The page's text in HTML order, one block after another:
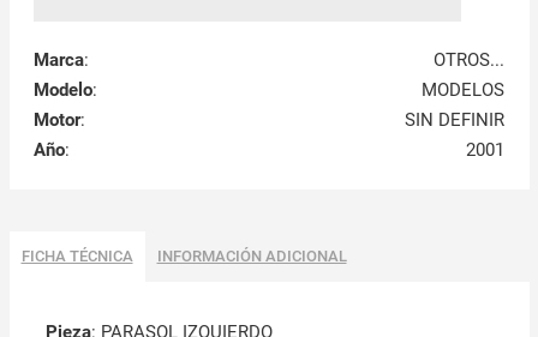
Marca:
OTROS...
Modelo:
MODELOS
Motor:
SIN DEFINIR
Año: 2001
FICHA TÉCNICA INFORMACIÓN ADICIONAL
Pieza: PARASOL IZQUIERDO